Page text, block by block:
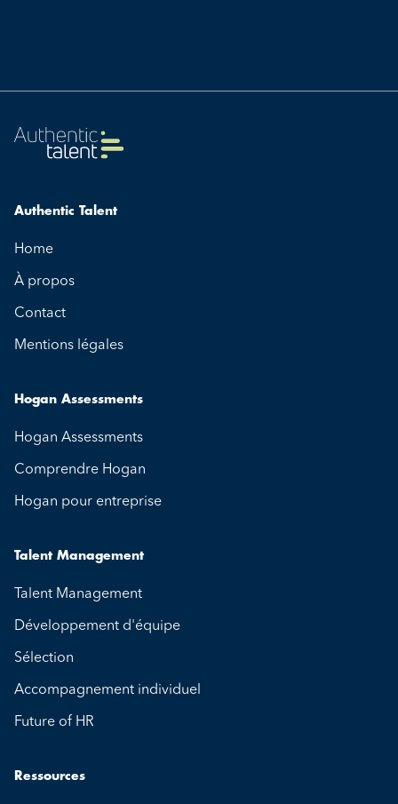
Authentic Talent
Home
À propos
Contact
Mentions légales
Hogan Assessments
Hogan Assessments
Comprendre Hogan
Hogan pour entreprise
Talent Management
Talent Management
Développement d'équipe
Sélection
Accompagnement individuel
Future of HR
Ressources